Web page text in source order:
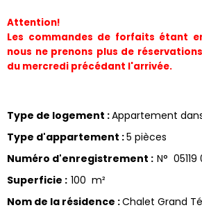
Attention!
Les commandes de forfaits étant
nous ne prenons plus de
du mercredi précédant l'arrivée.
Type de logement :Appartement
Type d'appartement :5 pièces
Numéro d'enregistrement : N°
Superficie : 100 m²
Nom de la résidence :Chalet Grand